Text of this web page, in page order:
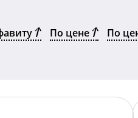
По цене По